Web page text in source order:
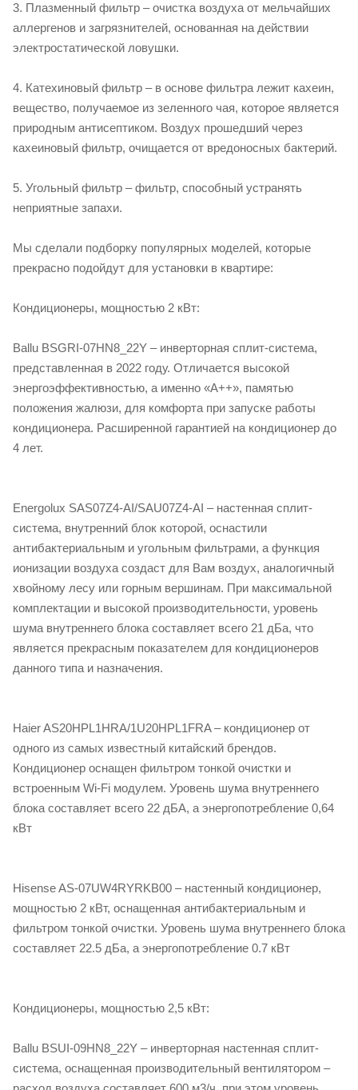
3. Плазменный фильтр – очистка воздуха от мельчайших
аллергенов и загрязнителей, основанная на действии
электростатической ловушки.
4. Катехиновый фильтр – в основе фильтра лежит кахеин,
вещество, получаемое из зеленного чая, которое является
природным антисептиком. Воздух прошедший через
кахеиновый фильтр, очищается от вредоносных бактерий.
5. Угольный фильтр – фильтр, способный устранять
неприятные запахи.
Мы сделали подборку популярных моделей, которые
прекрасно подойдут для установки в квартире:
Кондиционеры, мощностью 2 кВт:
Ballu BSGRI-07HN8_22Y – инверторная сплит-система,
представленная в 2022 году. Отличается высокой
энергоэффективностью, а именно «А++», памятью
положения жалюзи, для комфорта при запуске работы
кондиционера. Расширенной гарантией на кондиционер до
4 лет.
Energolux SAS07Z4-AI/SAU07Z4-AI – настенная сплит-
система, внутренний блок которой, оснастили
антибактериальным и угольным фильтрами, а функция
ионизации воздуха создаст для Вам воздух, аналогичный
хвойному лесу или горным вершинам. При максимальной
комплектации и высокой производительности, уровень
шума внутреннего блока составляет всего 21 дБа, что
является прекрасным показателем для кондиционеров
данного типа и назначения.
Haier AS20HPL1HRA/1U20HPL1FRA – кондиционер от
одного из самых известный китайский брендов.
Кондиционер оснащен фильтром тонкой очистки и
встроенным Wi-Fi модулем. Уровень шума внутреннего
блока составляет всего 22 дБА, а энергопотребление 0,64
кВт
Hisense AS-07UW4RYRKB00 – настенный кондиционер,
мощностью 2 кВт, оснащенная антибактериальным и
фильтром тонкой очистки. Уровень шума внутреннего блока
составляет 22.5 дБа, а энергопотребление 0.7 кВт
Кондиционеры, мощностью 2,5 кВт:
Ballu BSUI-09HN8_22Y – инверторная настенная сплит-
система, оснащенная производительный вентилятором –